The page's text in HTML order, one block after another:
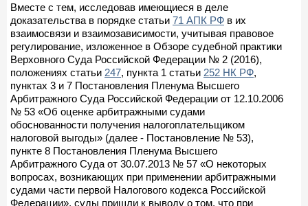
Вместе с тем, исследовав имеющиеся в деле
доказательства в порядке статьи 71 АПК РФ в их
взаимосвязи и взаимозависимости, учитывая правовое
регулирование, изложенное в Обзоре судебной практики
Верховного Суда Российской Федерации № 2 (2016),
положениях статьи 247, пункта 1 статьи 252 НК РФ,
пунктах 3 и 7 Постановления Пленума Высшего
Арбитражного Суда Российской Федерации от 12.10.2006
№ 53 «Об оценке арбитражными судами
обоснованности получения налогоплательщиком
налоговой выгоды» (далее - Постановление № 53),
пункте 8 Постановления Пленума Высшего
Арбитражного Суда от 30.07.2013 № 57 «О некоторых
вопросах, возникающих при применении арбитражными
судами части первой Налогового кодекса Российской
Федерации», суды пришли к выводу о том, что при